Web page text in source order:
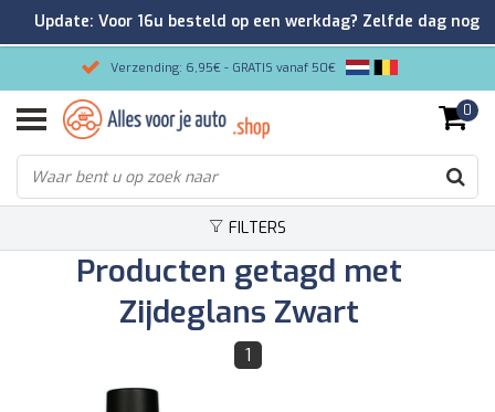
Verzending: 6,95€ - GRATIS vanaf 50€
Gemakkelijk bestellen/Veilig betalen
9.2/10 Klantenrating via Kiyoh!
0
FILTERS
Producten getagd met
Zijdeglans Zwart
1
Update: Voor 16u besteld op een werkdag? Zelfde dag nog
verzonden!